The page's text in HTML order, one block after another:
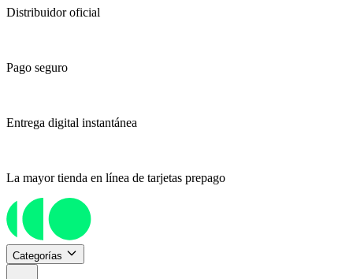
Distribuidor oficial
Pago seguro
Entrega digital instantánea
La mayor tienda en línea de tarjetas prepago
Categorías